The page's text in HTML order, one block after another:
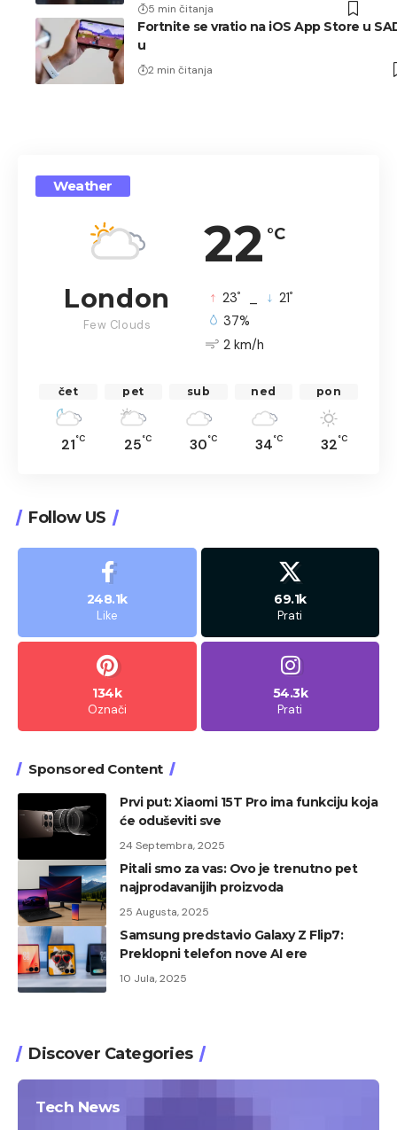
5 min čitanja
Fortnite se vratio na iOS App Store u
u
2 min čitanja
Weather
22 °C
London
Few Clouds
23° 21°
37%
2 km/h
čet
21°C
pet
25°C
sub
30°C
ned
34°C
pon
32°C
Follow US
248.1k
Like
69.1k
Prati
134k
Označi
54.3k
Prati
Sponsored Content
Prvi put: Xiaomi 15T Pro ima funkciju koja
će oduševiti sve
24 Septembra, 2025
Pitali smo za vas: Ovo je trenutno pet
najprodavanijih proizvoda
25 Augusta, 2025
Samsung predstavio Galaxy Z Flip7:
Preklopni telefon nove AI ere
10 Jula, 2025
Discover Categories
Tech News